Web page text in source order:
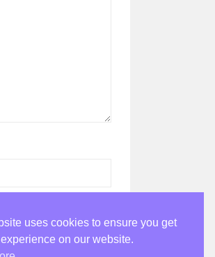
uses cookies to ensure you get
on our website.